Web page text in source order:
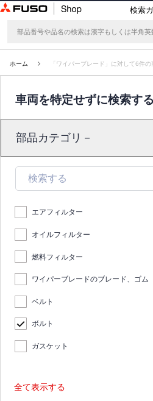
検索
ホーム 「ワイパーブレード」に対して6件
車両を特定せずに検索する
部品カテゴリ－
エアフィルター
オイルフィルター
燃料フィルター
ワイパーブレードのブレード、ゴム
ベルト
ボルト
ガスケット
全て表示する